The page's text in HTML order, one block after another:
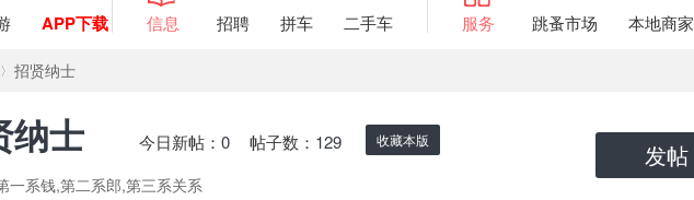
APP下载 信息
招聘
拼车 二手车 服务
跳蚤市场
本地商家
招贤纳士
纳士 今日新帖： 0 帖子数： 129 收藏本版
一系钱,第二系郎,第三系关系
发帖